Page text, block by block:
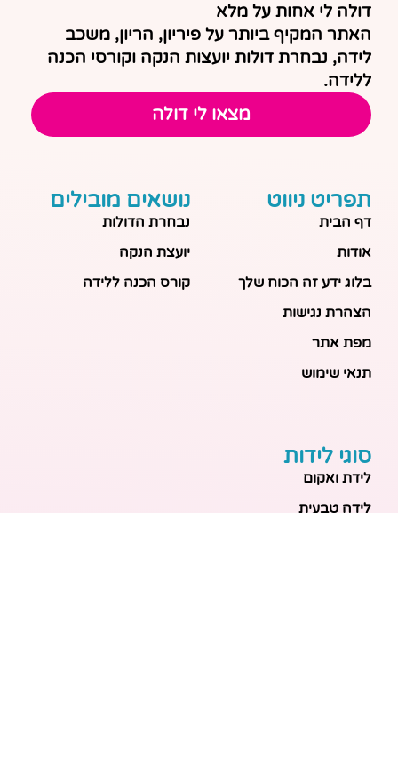
דולה לי אחות על מלא
האתר המקיף ביותר על פיריון, הריון, משכב
לידה, נבחרת דולות יועצות הנקה וקורסי הכנה
ללידה.
מצאו לי דולה
תפריט ניווט
דף הבית
אודות
בלוג ידע זה הכוח שלך
הצהרת נגישות
מפת אתר
תנאי שימוש
נושאים מובילים
נבחרת הדולות
יועצת הנקה
קורס הכנה ללידה
סוגי לידות
לידת ואקום
לידה טבעית